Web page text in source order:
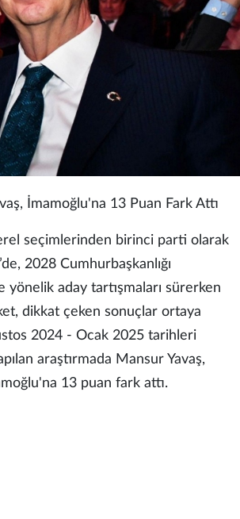
İmamoğlu'na 13 Puan Fark Attı
seçimlerinden birinci parti olarak
’de, 2028 Cumhurbaşkanlığı
yönelik aday tartışmaları sürerken
dikkat çeken sonuçlar ortaya
2024 - Ocak 2025 tarihleri
araştırmada Mansur Yavaş,
13 puan fark attı.